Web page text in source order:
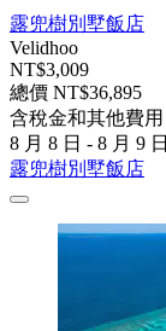
露兜樹別墅飯店
Velidhoo
NT$3,009
總價 NT$36,895
含稅金和其他費用
8 月 8 日 - 8 月 9 日
露兜樹別墅飯店